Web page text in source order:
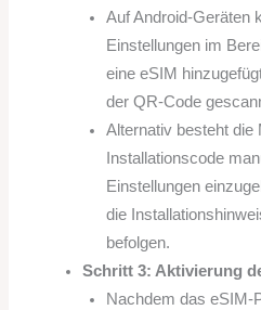
Auf Android-Geräten
Einstellungen im
eine eSIM
der QR-Code
Alternativ besteht die
Installationscode
Einstellungen
die
befolgen.
Schritt 3: Aktivierung
Nachdem das eSIM-